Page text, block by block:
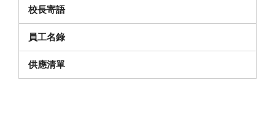
校長寄語
員工名錄
供應清單